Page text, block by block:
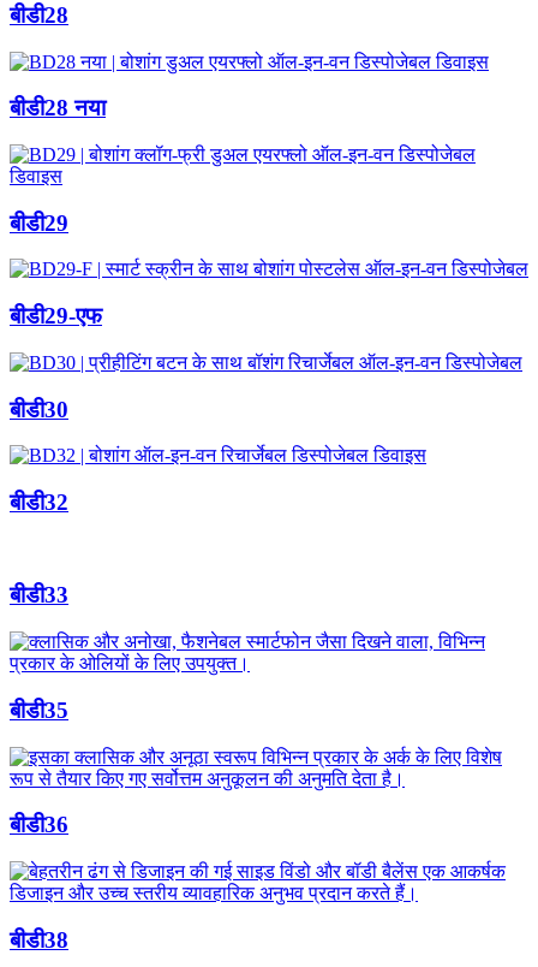
बीडी28
बीडी28 नया
बीडी29
बीडी29-एफ
बीडी30
बीडी32
बीडी33
बीडी35
बीडी36
बीडी38